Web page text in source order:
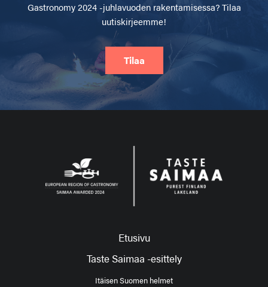
Gastronomy 2024 -juhlavuoden rakentamisessa? Tilaa
uutiskirjeemme!
Tilaa
Etusivu
Taste Saimaa -esittely
Itäisen Suomen helmet